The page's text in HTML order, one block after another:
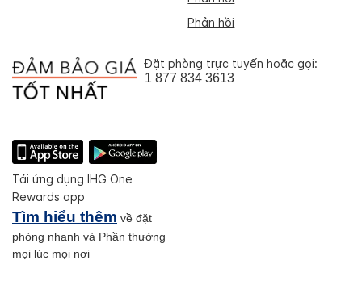
Phản hồi
Đặt phòng trực tuyến hoặc gọi:
1 877 834 3613
Tải ứng dụng IHG One
Rewards app
Tìm hiểu thêm về đặt
phòng nhanh và Phần thưởng
mọi lúc mọi nơi